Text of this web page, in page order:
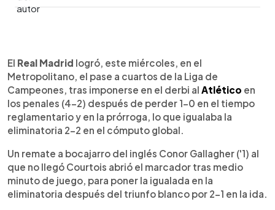
► Escuchar artículo
El Real Madrid logró, este miércoles, en el
Metropolitano, el pase a cuartos de la Liga de
Campeones, tras imponerse en el derbi al Atlético en
los penales (4-2) después de perder 1-0 en el tiempo
reglamentario y en la prórroga, lo que igualaba la
eliminatoria 2-2 en el cómputo global.
Un remate a bocajarro del inglés Conor Gallagher ('1) al
que no llegó Courtois abrió el marcador tras medio
minuto de juego, para poner la igualada en la
eliminatoria después del triunfo blanco por 2-1 en la ida.